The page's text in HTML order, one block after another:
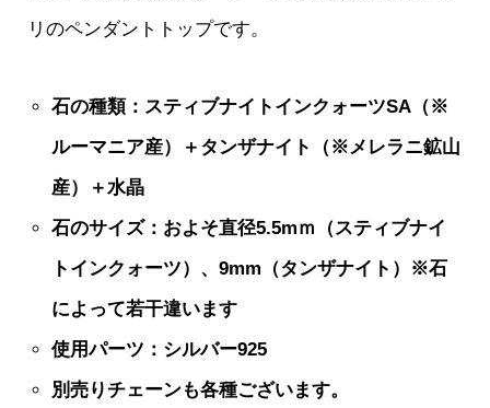
リのペンダントトップです。
石の種類：スティブナイトインクォーツSA（※
ルーマニア産）＋タンザナイト（※メレラニ鉱山
産）＋水晶
石のサイズ：およそ直径5.5mｍ（スティブナイ
トインクォーツ）、9mm（タンザナイト）※石
によって若干違います
使用パーツ：シルバー925
別売りチェーンも各種ございます。